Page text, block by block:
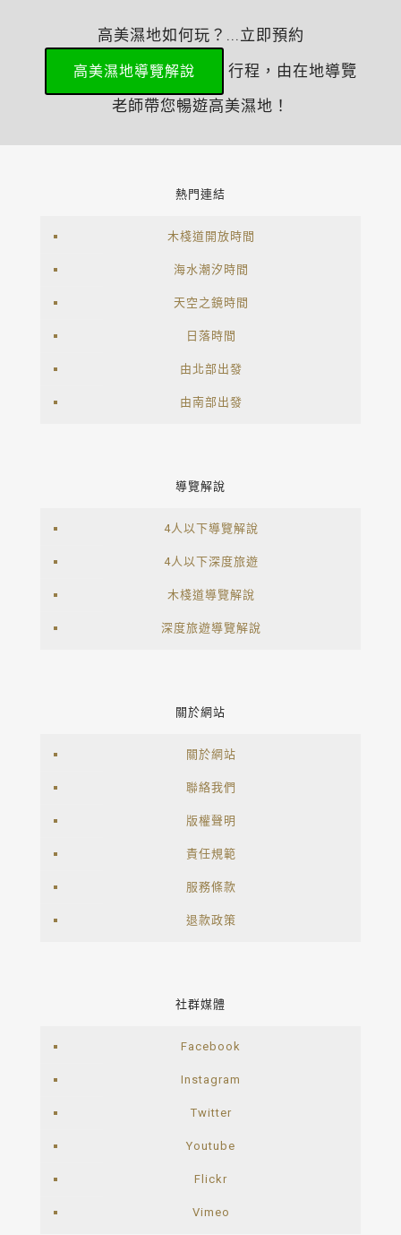
高美濕地如何玩？...立即預約
高美濕地導覽解說
行程，由在地導覽
老師帶您暢遊高美濕地！
熱門連結
木棧道開放時間
海水潮汐時間
天空之鏡時間
日落時間
由北部出發
由南部出發
導覽解說
4人以下導覽解說
4人以下深度旅遊
木棧道導覽解說
深度旅遊導覽解說
關於網站
關於網站
聯絡我們
版權聲明
責任規範
服務條款
退款政策
社群媒體
Facebook
Instagram
Twitter
Youtube
Flickr
Vimeo